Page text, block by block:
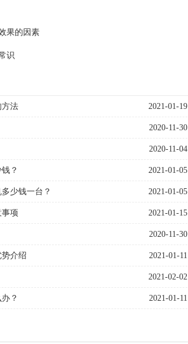
果的因素
识
方法 2021-01-19
2020-11-30
2020-11-04
？ 2021-01-05
少钱一台？ 2021-01-05
项 2021-01-15
2020-11-30
介绍 2021-01-11
2021-02-02
？ 2021-01-11